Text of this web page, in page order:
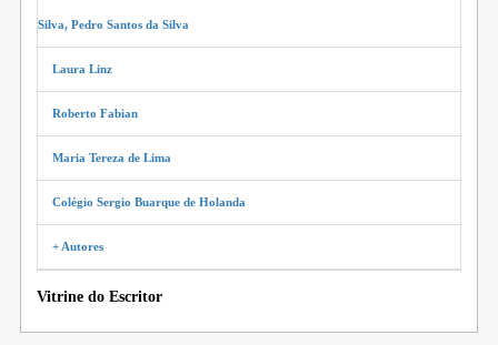
Silva, Pedro Santos da Silva
Laura Linz
Roberto Fabian
Maria Tereza de Lima
Colégio Sergio Buarque de Holanda
+ Autores
Vitrine do Escritor